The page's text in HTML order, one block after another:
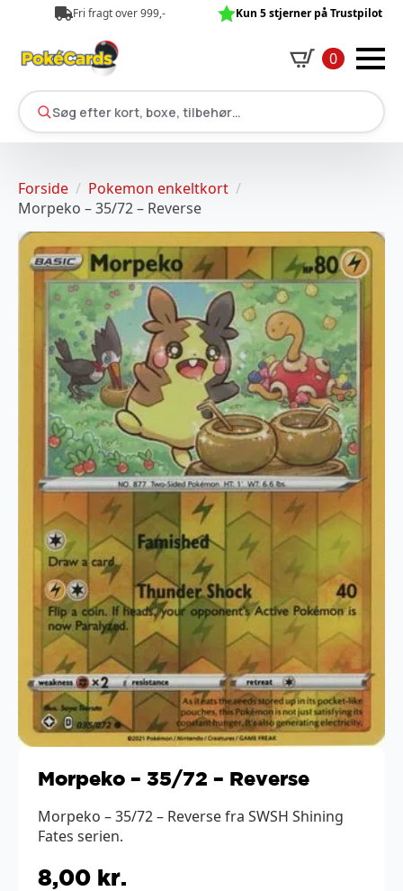
Fri fragt over 999,- Kun 5 stjerner på Trustpilot
0
Søg efter kort, boxe, tilbehør…
Forside
Pokemon enkeltkort
Morpeko – 35/72 – Reverse
Morpeko – 35/72 – Reverse
Morpeko – 35/72 – Reverse fra SWSH Shining
Fates serien.
8,00 kr.